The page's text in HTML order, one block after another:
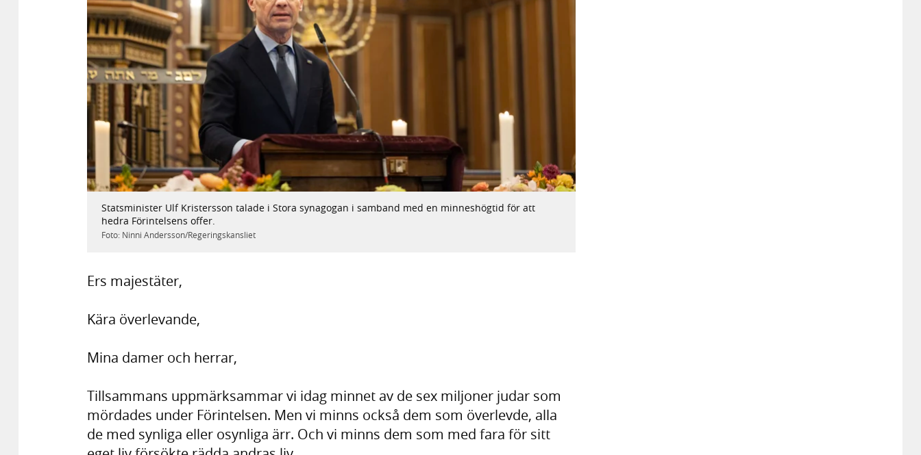
Statsminister Ulf Kristersson talade i Stora synagogan i samband med en minneshögtid för att
hedra Förintelsens offer.
Foto: Ninni Andersson/Regeringskansliet
Ers majestäter,
Kära överlevande,
Mina damer och herrar,
Tillsammans uppmärksammar vi idag minnet av de sex miljoner judar som
mördades under Förintelsen. Men vi minns också dem som överlevde, alla
de med synliga eller osynliga ärr. Och vi minns dem som med fara för sitt